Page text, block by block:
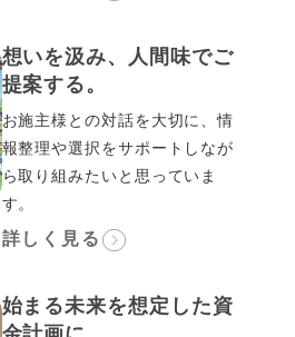
想いを汲み、人間味でご
提案する。
お施主様との対話を大切に、情
報整理や選択をサポートしなが
ら取り組みたいと思っていま
す。
詳しく見る
始まる未来を想定した資